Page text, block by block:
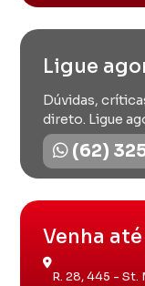
Ligue
Dúvidas,
direto. Ligue
(62)
Venha até
R. 28, 445 - St.